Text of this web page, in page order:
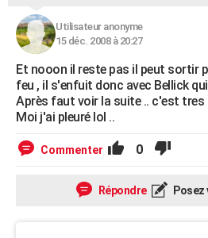
Utilisateur anonyme
15 déc. 2008 à 20:27
Et nooon il reste pas il peut sortir
feu , il s'enfuit donc avec Bellick
Après faut voir la suite .. c'est tres
Moi j'ai pleuré lol ..
Commenter 0
Répondre